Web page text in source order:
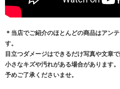
＊当店でご紹介のほとんどの商品はアン
す。
目立つダメージはできるだけ写真や文章
小さなキズや汚れがある場合があります
予めご了承くださいませ。